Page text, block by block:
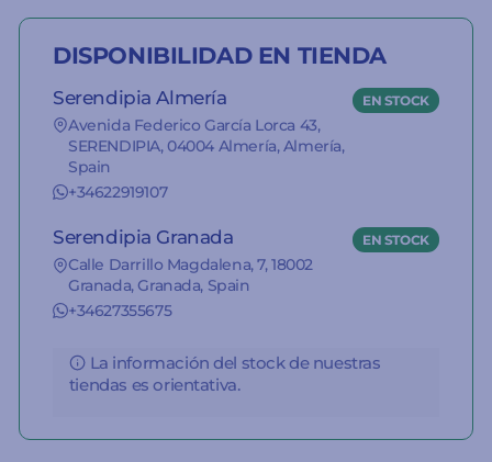
DISPONIBILIDAD EN TIENDA
Serendipia Almería
Avenida Federico García Lorca 43,
SERENDIPIA, 04004 Almería, Almería,
Spain
+34622919107
EN STOCK
Serendipia Granada
Calle Darrillo Magdalena, 7, 18002
Granada, Granada, Spain
+34627355675
EN STOCK
La información del stock de nuestras
tiendas es orientativa.